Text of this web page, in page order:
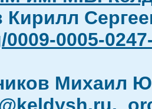
Кирилл
0005-
Михаил